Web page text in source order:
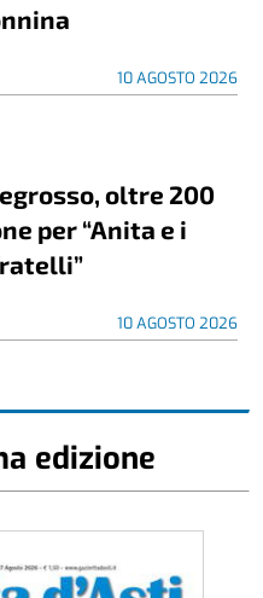
10 AGOSTO 2026
oltre 200
per “Anita e i
10 AGOSTO 2026
edizione